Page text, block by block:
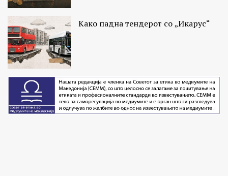
Како падна тендерот со „Икарус“